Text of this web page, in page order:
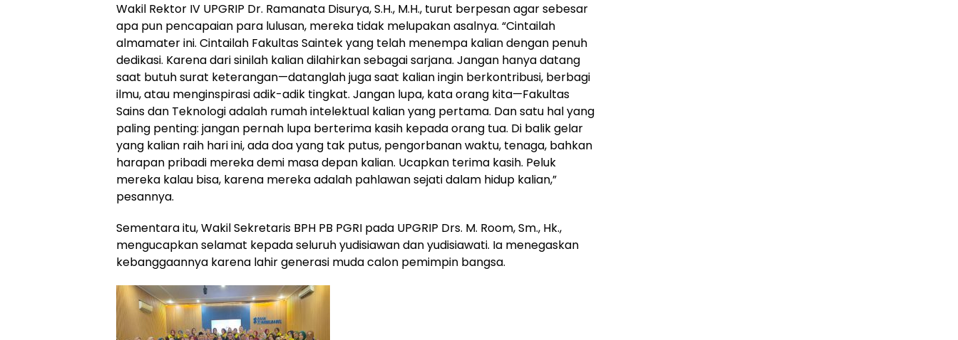
Wakil Rektor IV UPGRIP Dr. Ramanata Disurya, S.H., M.H., turut berpesan agar sebesar
apa pun pencapaian para lulusan, mereka tidak melupakan asalnya. “Cintailah
almamater ini. Cintailah Fakultas Saintek yang telah menempa kalian dengan penuh
dedikasi. Karena dari sinilah kalian dilahirkan sebagai sarjana. Jangan hanya datang
saat butuh surat keterangan—datanglah juga saat kalian ingin berkontribusi, berbagi
ilmu, atau menginspirasi adik-adik tingkat. Jangan lupa, kata orang kita—Fakultas
Sains dan Teknologi adalah rumah intelektual kalian yang pertama. Dan satu hal yang
paling penting: jangan pernah lupa berterima kasih kepada orang tua. Di balik gelar
yang kalian raih hari ini, ada doa yang tak putus, pengorbanan waktu, tenaga, bahkan
harapan pribadi mereka demi masa depan kalian. Ucapkan terima kasih. Peluk
mereka kalau bisa, karena mereka adalah pahlawan sejati dalam hidup kalian,”
pesannya.
Sementara itu, Wakil Sekretaris BPH PB PGRI pada UPGRIP Drs. M. Room, Sm., Hk.,
mengucapkan selamat kepada seluruh yudisiawan dan yudisiawati. Ia menegaskan
kebanggaannya karena lahir generasi muda calon pemimpin bangsa.